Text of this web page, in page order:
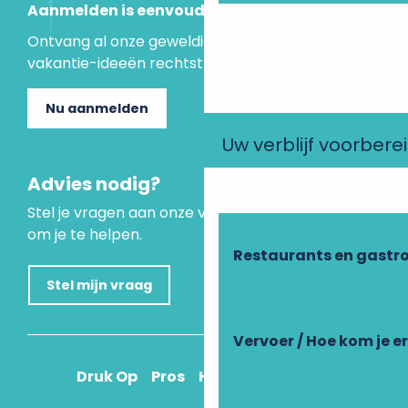
Uw verblijf
Restaurants en
Vervoer / Hoe kom je
Aanmelden is eenvoudig
Ontvang al onze geweldige aanbiedingen en
vakantie-ideeën rechtstreeks in je inbox.
Nu aanmelden
Advies nodig?
Stel je vragen aan onze virtuele assistent, die er is
om je te helpen.
Stel mijn vraag
Druk Op Pros Hoe kom ik daar?